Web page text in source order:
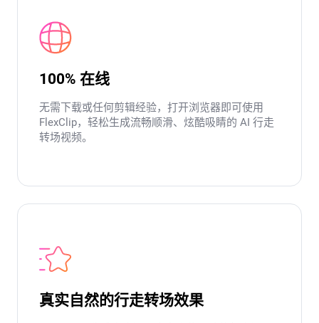
100% 在线
无需下载或任何剪辑经验，打开浏览器即可使用
FlexClip，轻松生成流畅顺滑、炫酷吸睛的 AI 行走
转场视频。
真实自然的行走转场效果